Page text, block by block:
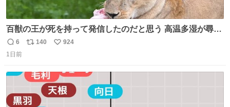
百獣の王が死を持って発信したのだと思う 高温多湿が尋常
でない日本の夏 どうか早急に飼育の環境を見直して 動物の
命を護ってください…と 治療中のライオンが助かりますよ
動物公園にて 残念ながら個体の識別は出来ません
返
信
6
リ
ト
140
い
数
924
1日前